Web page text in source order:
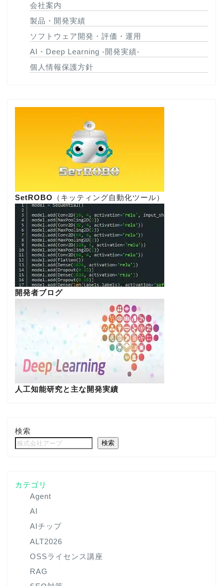
会社案内
製品・開発実績
ソフトウェア開発・評価・運用
AI・Deep Learning -開発実績-
個人情報保護方針
SetROBO （キッティング自動化ツール）
開発者ブログ
人工知能研究と主な開発実績
検索
検索
カテゴリ
Agent
AI
AIチップ
ALT2026
OSSライセンス講座
RAG